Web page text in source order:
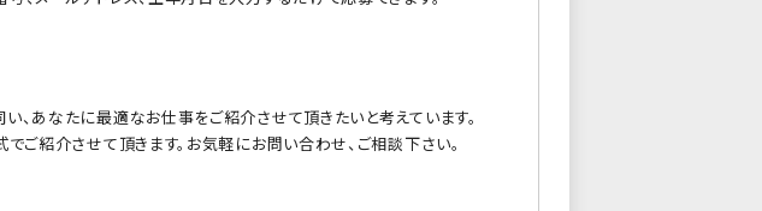
、あなたに最適なお仕事をご紹介させて頂きたいと考えています。
ご紹介させて頂きます。お気軽にお問い合わせ、ご相談下さい。